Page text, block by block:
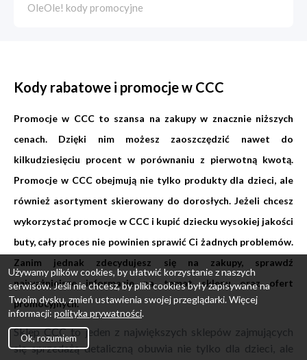
OleOle! kody promocyjne
Kody rabatowe i promocje w CCC
Promocje w CCC to szansa na zakupy w znacznie niższych
cenach. Dzięki nim możesz zaoszczędzić nawet do
kilkudziesięciu procent w porównaniu z pierwotną kwotą.
Promocje w CCC obejmują nie tylko produkty dla dzieci, ale
również asortyment skierowany do dorosłych. Jeżeli chcesz
wykorzystać promocje w CCC i kupić dziecku wysokiej jakości
buty, cały proces nie powinien sprawić Ci żadnych problemów.
Zanim jednak zdecydujesz się na zakupy, sprawdź
najważniejsze informacje na temat sklepu oraz ofert
promocyjnych.
Sklep CCC to jeden z największych sklepów zajmujących
się sprzedażą detaliczną obuwia nie tylko dla dzieci, ale
Używamy plików cookies, by ułatwić korzystanie z naszych
serwisów. Jeśli nie chcesz, by pliki cookies były zapisywane na
Twoim dysku, zmień ustawienia swojej przeglądarki. Więcej
informacji: polityka prywatności.
Ok, rozumiem